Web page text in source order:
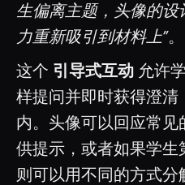
生偏离主题，头像的
力重新吸引到材料上”。
这个 引导式互动 允许
样提问并即时获得澄清
内。头像可以回应常
供提示，或者如果学生
则可以用不同的方式